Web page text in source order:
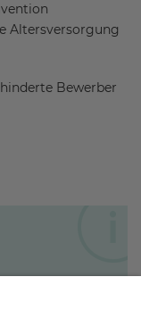
Altersversorgung
Bewerber